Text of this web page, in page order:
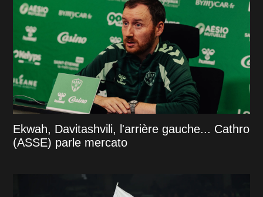
Ekwah, Davitashvili, l'arrière gauche... Cathro
(ASSE) parle mercato